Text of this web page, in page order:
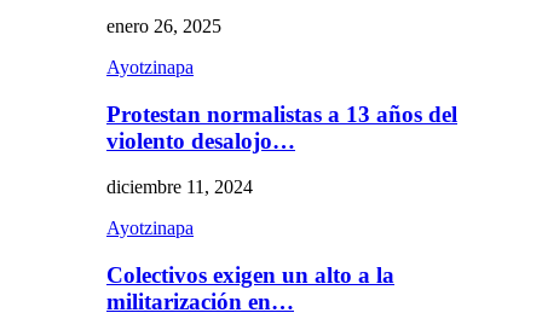
enero 26, 2025
Ayotzinapa
Protestan normalistas a 13 años del
violento desalojo…
diciembre 11, 2024
Ayotzinapa
Colectivos exigen un alto a la
militarización en…